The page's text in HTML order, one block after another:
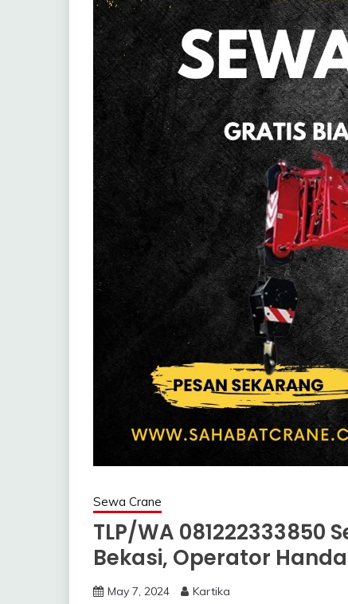
Sewa Crane
TLP/WA 081222333850
Bekasi, Operator
May 7, 2024 Kartika